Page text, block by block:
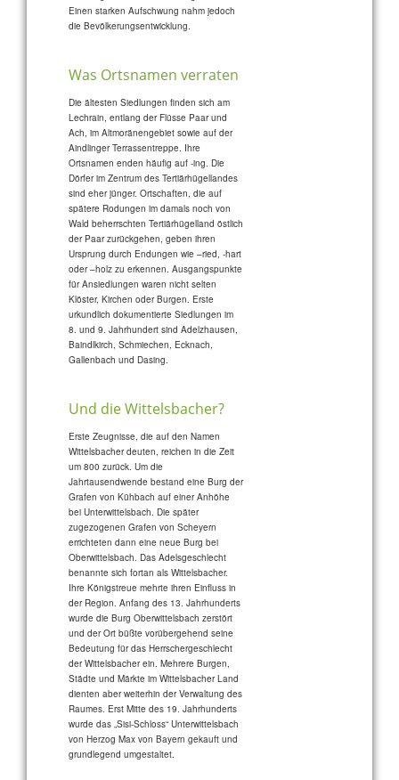
Einen starken Aufschwung nahm jedoch
die Bevölkerungsentwicklung.
Was Ortsnamen verraten
Die ältesten Siedlungen finden sich am
Lechrain, entlang der Flüsse Paar und
Ach, im Altmoränengebiet sowie auf der
Aindlinger Terrassentreppe. Ihre
Ortsnamen enden häufig auf -ing. Die
Dörfer im Zentrum des Tertiärhügellandes
sind eher jünger. Ortschaften, die auf
spätere Rodungen im damals noch von
Wald beherrschten Tertiärhügelland östlich
der Paar zurückgehen, geben ihren
Ursprung durch Endungen wie –ried, -hart
oder –holz zu erkennen. Ausgangspunkte
für Ansiedlungen waren nicht selten
Klöster, Kirchen oder Burgen. Erste
urkundlich dokumentierte Siedlungen im
8. und 9. Jahrhundert sind Adelzhausen,
Baindlkirch, Schmiechen, Ecknach,
Gallenbach und Dasing.
Und die Wittelsbacher?
Erste Zeugnisse, die auf den Namen
Wittelsbacher deuten, reichen in die Zeit
um 800 zurück. Um die
Jahrtausendwende bestand eine Burg der
Grafen von Kühbach auf einer Anhöhe
bei Unterwittelsbach. Die später
zugezogenen Grafen von Scheyern
errichteten dann eine neue Burg bei
Oberwittelsbach. Das Adelsgeschlecht
benannte sich fortan als Wittelsbacher.
Ihre Königstreue mehrte ihren Einfluss in
der Region. Anfang des 13. Jahrhunderts
wurde die Burg Oberwittelsbach zerstört
und der Ort büßte vorübergehend seine
Bedeutung für das Herrschergeschlecht
der Wittelsbacher ein. Mehrere Burgen,
Städte und Märkte im Wittelsbacher Land
dienten aber weiterhin der Verwaltung des
Raumes. Erst Mitte des 19. Jahrhunderts
wurde das „Sisi-Schloss“ Unterwittelsbach
von Herzog Max von Bayern gekauft und
grundlegend umgestaltet.